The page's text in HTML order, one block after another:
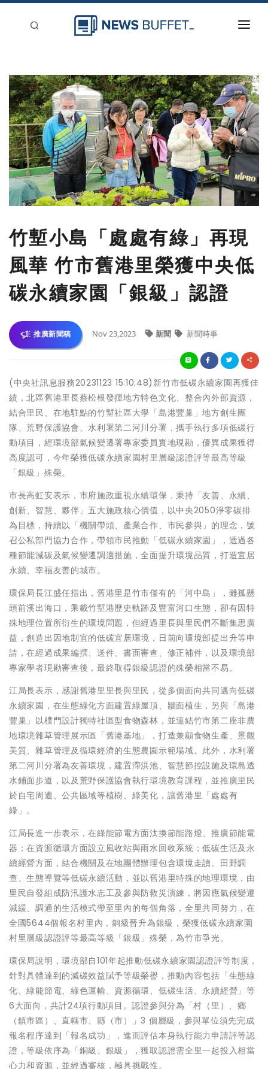
新聞稿分類
登入
刊登
竹塹小島「處處有綠」再現
風華 竹市舊港里榮獲中央低
碳永續家園「銀級」認證
推廣新聞稿 Nov 23,2023 新聞 新聞時事
(中央社訊息服務20231123 15:10:48)新竹市低碳永續家園再獲佳
績，北區舊港里長蔡松根發揮地方特色文化、整合內外部資源，
結合里民、在地駐點的竹塹社區大學「島港豐巢」地方創生團
隊、荒野保護協會、水利署第二河川分署，攜手執行多項低碳行
動項目，經環境部氣候變遷署專家委員實地現勘，優異成果獲得
高度認可，今年榮獲低碳永續家園村里層級認證評等最高等級
「銀級」殊榮。
市長高虹安表示，市府施政重視永續環保，秉持「友善、永續、
創新、智慧、夥伴」五大施政核心價值，以中央2050淨零碳排
為目標，持續以「機關帶頭、產業合作、市民參與」的理念，號
召公私部門協力合作，帶領市民推動「低碳永續家園」，透過各
種節能減碳及氣候變遷調適措施，全面提升環境品質，打造宜居
永續、幸福友善的城市。
環保局長江盛任指出，舊港里是竹市僅有的「河中島」，雖孤懸
頭前溪出海口，乘載竹塹港歷史軌跡及豐富河口生態，卻有因特
殊地理位置所衍生的環境問題，但經過里長與里民們不斷集思廣
益，創造出因地制宜的低碳宜居環境，日前向環境部提出升等申
請，在經過成果編撰、送件、書面審查、修正補件，以及環境部
專家學者現勘審查後，最終取得銀級認證的殊榮相當不易。
江局長表示，感謝舊港里里長與里民，從多個面向共同邁向低碳
永續家園，在生態綠化方面建置綠屋頂、牆面植生，另與「島港
豐巢」以樸門設計獨特社區型食物森林，並連結竹市第二座非農
地環境雜草管理展示區「舊港基地」，打造兼顧食物生產、景觀
美質、雜草管理及循環經濟的生態農園示範場域。此外，水利署
第二河川分署為友善環境，建置滯洪池、智慧節控設施及環島透
水鋪面步道，以及荒野保護協會執行環境教育課程，並推廣里民
於自宅周遭、公共區域等植樹、綠美化，讓舊港里「處處有
綠」。
江局長進一步表示，在綠能節電方面汰換節能路燈、推廣節能電
器；在資源循環方面設立風收站與雨水回收系統；低碳生活及永
續經營方面，結合機關及在地團體辦理包含環境走讀、田野調
查、生態導覽等低碳永續活動，並以舊港里特殊的地理環境，由
里民自發組成防汛護水志工及參與防救災演練，將因應氣候變遷
減緩、調適的生活模式帶至里內的每個角落，全里共同努力，在
全國5644個報名村里內，銅級晉升為銀級，榮獲低碳永續家園
村里層級認證評等最高等級「銀級」殊榮，為竹市爭光。
環保局說明，環境部自101年起推動低碳永續家園認證評等制度，
針對具體達到的減碳效益賦予等級榮譽，推動內容包括「生態綠
化、綠能節電、綠色運輸、資源循環、低碳生活、永續經營」等
6大面向，共計24項行動項目。認證參與分為「村（里）、鄉
（鎮市區）、直轄市、縣（市）」3 個層級，參與單位須先完成
報名程序達到「報名成功」，進而評估本身執行能力申請評等認
證，等級依序為「銅級、銀級」，獲取認證需全里一起投入相當
心力和資源，並經過審核，極具挑戰性。